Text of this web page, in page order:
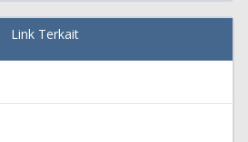
Link Terkait